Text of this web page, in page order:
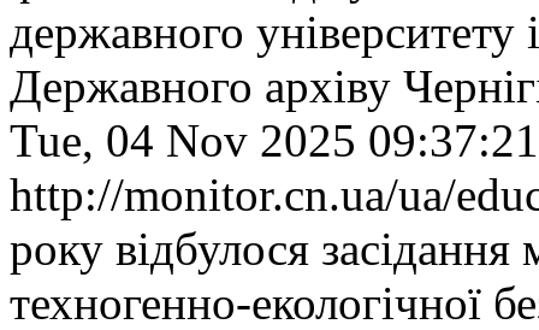
державного
Державного архіву
Tue, 04 Nov 2025
http://monitor.cn.ua/ua/
року відбулося засідання
техногенно-екологічної